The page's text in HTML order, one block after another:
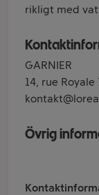
rikligt med
GARNIER
14, rue Royale
Övrig